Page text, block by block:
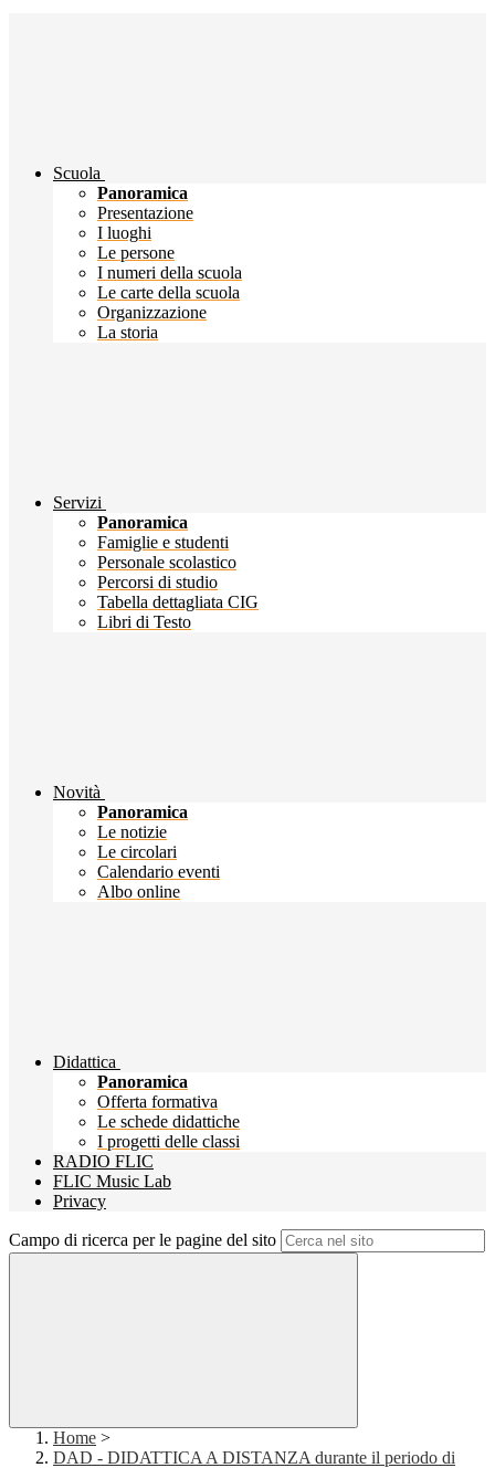
Scuola
Panoramica
Presentazione
I luoghi
Le persone
I numeri della scuola
Le carte della scuola
Organizzazione
La storia
Servizi
Panoramica
Famiglie e studenti
Personale scolastico
Percorsi di studio
Tabella dettagliata CIG
Libri di Testo
Novità
Panoramica
Le notizie
Le circolari
Calendario eventi
Albo online
Didattica
Panoramica
Offerta formativa
Le schede didattiche
I progetti delle classi
RADIO FLIC
FLIC Music Lab
Privacy
Campo di ricerca per le pagine del sito
Home >
DAD - DIDATTICA A DISTANZA durante il periodo di